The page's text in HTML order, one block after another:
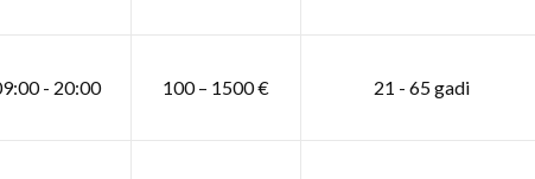
- 20:00 100 – 1500 € 21 - 65 gadi